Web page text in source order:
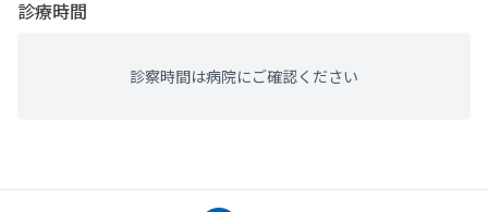
診療時間
診察時間は病院にご確認ください